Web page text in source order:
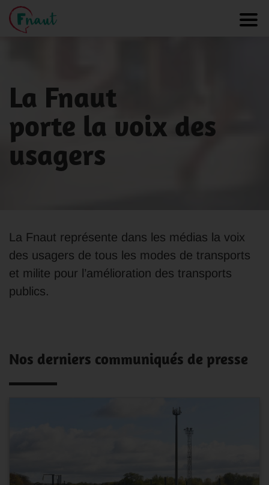
Panneau de gestion des cookies
La Fnaut
porte la voix des
usagers
La Fnaut représente dans les médias la voix
des usagers de tous les modes de transports
et milite pour l’amélioration des transports
publics.
Nos derniers communiqués de presse